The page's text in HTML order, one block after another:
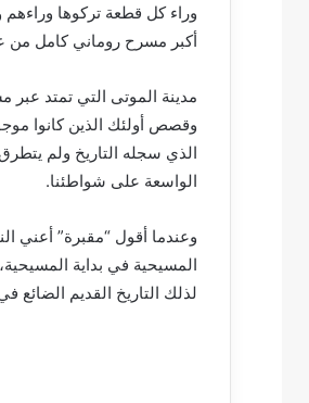
وراء كل قطعة تركوها
أكبر مسرح روماني كامل من
مدينة الموتى التي تمتد
وقصص أولئك الذين كانوا
الذي سجله التاريخ ولم
الواسعة على شواطئنا.
وعندما أقول “مقبرة” أعني
المسيحية في بداية
لذلك التاريخ القديم الضائع